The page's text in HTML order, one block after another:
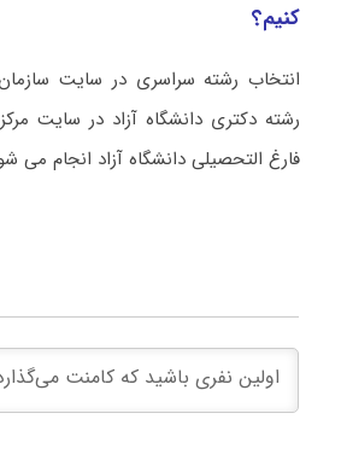
کنیم؟
انتخاب رشته سراسری در سایت
رشته دکتری دانشگاه آزاد در سایت
فارغ التحصیلی دانشگاه آزاد انجام می